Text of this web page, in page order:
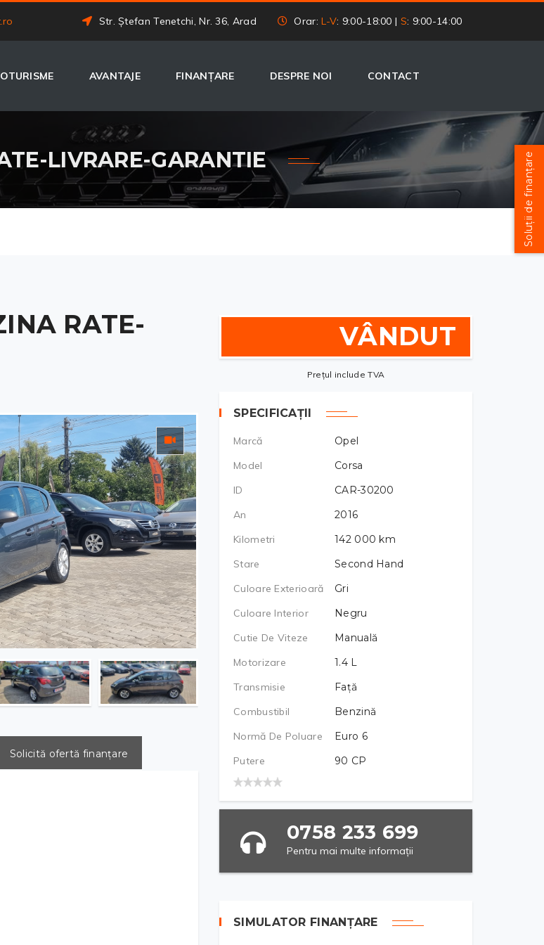
Str. Ștefan Tenetchi, Nr. 36, Arad Orar:L-V: 9:00-18:00 | S: 9:00-14:00
AVANTAJE FINANȚARE DESPRE NOI CONTACT
LIVRARE-GARANTIE
RATE-
Solicită ofertă finanțare
VÂNDUT
Prețul include TVA
SPECIFICAȚII
Marcă
Opel
Model
Corsa
ID
CAR-30200
An
2016
Kilometri
142 000 km
Stare
Second Hand
Culoare Exterioară
Gri
Culoare Interior
Negru
Cutie De Viteze
Manuală
Motorizare
1.4L
Transmisie
Față
Combustibil
Benzină
Normă De Poluare
Euro 6
Putere
90 CP
0758 233 699
Pentru mai multe informații
SIMULATOR FINANȚARE
Soluții de finanțare